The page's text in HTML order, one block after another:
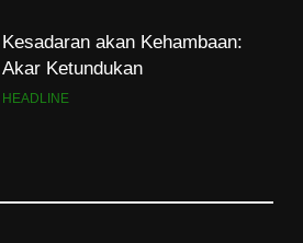
Kesadaran akan Kehambaan:
Akar Ketundukan
HEADLINE
Kebutuhan versus Keinginan